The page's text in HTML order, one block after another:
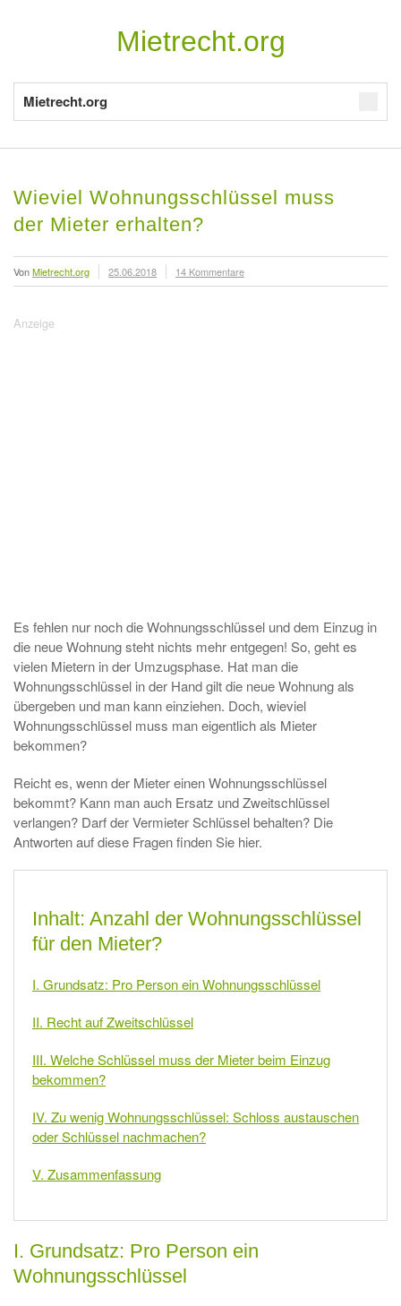
Mietrecht.org
Mietrecht.org
Wieviel Wohnungsschlüssel muss
der Mieter erhalten?
VonMietrecht.org 25.06.2018 14 Kommentare
Es fehlen nur noch die Wohnungsschlüssel und dem Einzug in
die neue Wohnung steht nichts mehr entgegen! So, geht es
vielen Mietern in der Umzugsphase. Hat man die
Wohnungsschlüssel in der Hand gilt die neue Wohnung als
übergeben und man kann einziehen. Doch, wieviel
Wohnungsschlüssel muss man eigentlich als Mieter
bekommen?
Reicht es, wenn der Mieter einen Wohnungsschlüssel
bekommt? Kann man auch Ersatz und Zweitschlüssel
verlangen? Darf der Vermieter Schlüssel behalten? Die
Antworten auf diese Fragen finden Sie hier.
Inhalt: Anzahl der Wohnungsschlüssel
für den Mieter?
I. Grundsatz: Pro Person ein Wohnungsschlüssel
II. Recht auf Zweitschlüssel
III. Welche Schlüssel muss der Mieter beim Einzug
bekommen?
IV. Zu wenig Wohnungsschlüssel: Schloss austauschen
oder Schlüssel nachmachen?
V. Zusammenfassung
I. Grundsatz: Pro Person ein
Wohnungsschlüssel